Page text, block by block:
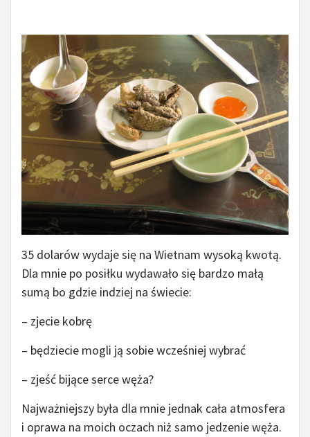
35 dolarów wydaje się na Wietnam wysoką kwotą.
Dla mnie po posiłku wydawało się bardzo małą
sumą bo gdzie indziej na świecie:
– zjecie kobrę
– będziecie mogli ją sobie wcześniej wybrać
– zjeść bijące serce węża?
Najważniejszy była dla mnie jednak cała atmosfera
i oprawa na moich oczach niż samo jedzenie węża.